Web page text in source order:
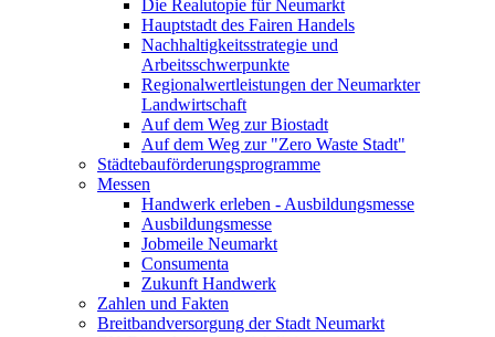
Die Realutopie für Neumarkt
Hauptstadt des Fairen Handels
Nachhaltigkeitsstrategie und
Arbeitsschwerpunkte
Regionalwertleistungen der Neumarkter
Landwirtschaft
Auf dem Weg zur Biostadt
Auf dem Weg zur "Zero Waste Stadt"
Städtebauförderungsprogramme
Messen
Handwerk erleben - Ausbildungsmesse
Ausbildungsmesse
Jobmeile Neumarkt
Consumenta
Zukunft Handwerk
Zahlen und Fakten
Breitbandversorgung der Stadt Neumarkt